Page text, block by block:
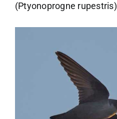
(Ptyonoprogne rupestris)